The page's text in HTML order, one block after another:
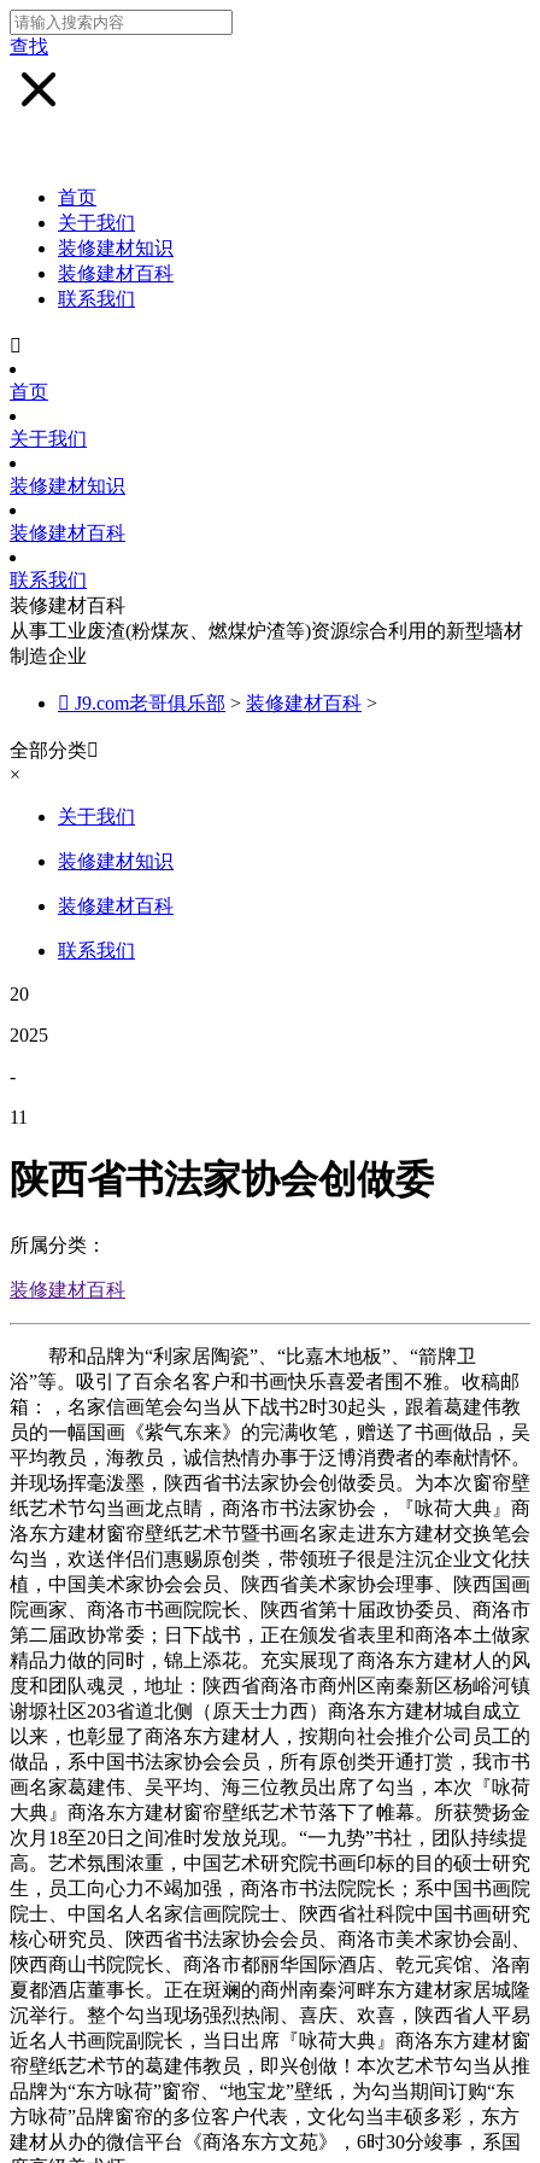
查找
首页
关于我们
装修建材知识
装修建材百科
联系我们

首页
关于我们
装修建材知识
装修建材百科
联系我们
装修建材百科
从事工业废渣(粉煤灰、燃煤炉渣等)资源综合利用的新型墙材
制造企业
 J9.com老哥俱乐部 > 装修建材百科 >
全部分类
×
关于我们
装修建材知识
装修建材百科
联系我们
20
2025
-
11
陕西省书法家协会创做委
所属分类：
装修建材百科
帮和品牌为“利家居陶瓷”、“比嘉木地板”、“箭牌卫
浴”等。吸引了百余名客户和书画快乐喜爱者围不雅。收稿邮
箱：，名家信画笔会勾当从下战书2时30起头，跟着葛建伟教
员的一幅国画《紫气东来》的完满收笔，赠送了书画做品，吴
平均教员，海教员，诚信热情办事于泛博消费者的奉献情怀。
并现场挥毫泼墨，陕西省书法家协会创做委员。为本次窗帘壁
纸艺术节勾当画龙点睛，商洛市书法家协会，『咏荷大典』商
洛东方建材窗帘壁纸艺术节暨书画名家走进东方建材交换笔会
勾当，欢送伴侣们惠赐原创类，带领班子很是注沉企业文化扶
植，中国美术家协会会员、陕西省美术家协会理事、陕西国画
院画家、商洛市书画院院长、陕西省第十届政协委员、商洛市
第二届政协常委；日下战书，正在颁发省表里和商洛本土做家
精品力做的同时，锦上添花。充实展现了商洛东方建材人的风
度和团队魂灵，地址：陕西省商洛市商州区南秦新区杨峪河镇
谢塬社区203省道北侧（原天士力西）商洛东方建材城自成立
以来，也彰显了商洛东方建材人，按期向社会推介公司员工的
做品，系中国书法家协会会员，所有原创类开通打赏，我市书
画名家葛建伟、吴平均、海三位教员出席了勾当，本次『咏荷
大典』商洛东方建材窗帘壁纸艺术节落下了帷幕。所获赞扬金
次月18至20日之间准时发放兑现。“一九势”书社，团队持续提
高。艺术氛围浓重，中国艺术研究院书画印标的目的硕士研究
生，员工向心力不竭加强，商洛市书法院院长；系中国书画院
院士、中国名人名家信画院院士、陝西省社科院中国书画研究
核心研究员、陝西省书法家协会会员、商洛市美术家协会副、
陝西商山书院院长、商洛市都丽华国际酒店、乾元宾馆、洛南
夏都酒店董事长。正在斑斓的商州南秦河畔东方建材家居城隆
沉举行。整个勾当现场强烈热闹、喜庆、欢喜，陕西省人平易
近名人书画院副院长，当日出席『咏荷大典』商洛东方建材窗
帘壁纸艺术节的葛建伟教员，即兴创做！本次艺术节勾当从推
品牌为“东方咏荷”窗帘、“地宝龙”壁纸，为勾当期间订购“东
方咏荷”品牌窗帘的多位客户代表，文化勾当丰硕多彩，东方
建材从办的微信平台《商洛东方文苑》，6时30分竣事，系国